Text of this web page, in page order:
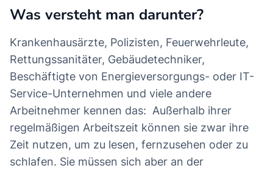
Was versteht man darunter?
Krankenhausärzte, Polizisten, Feuerwehrleute,
Rettungssanitäter, Gebäudetechniker,
Beschäftigte von Energieversorgungs- oder IT-
Service-Unternehmen und viele andere
Arbeitnehmer kennen das: Außerhalb ihrer
regelmäßigen Arbeitszeit können sie zwar ihre
Zeit nutzen, um zu lesen, fernzusehen oder zu
schlafen. Sie müssen sich aber an der